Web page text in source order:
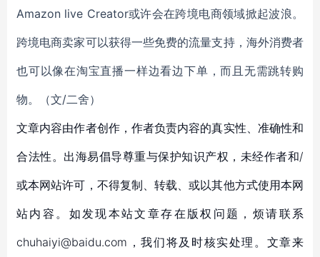
Amazon live Creator或许会在跨境电商领域掀起波浪。
跨境电商卖家可以获得一些免费的流量支持，海外消费者
也可以像在淘宝直播一样边看边下单，而且无需跳转购
物。（文/二舍）
文章内容由作者创作，作者负责内容的真实性、准确性和
合法性。出海易倡导尊重与保护知识产权，未经作者和/
或本网站许可，不得复制、转载、或以其他方式使用本网
站内容。如发现本站文章存在版权问题，烦请联系
chuhaiyi@baidu.com，我们将及时核实处理。文章来